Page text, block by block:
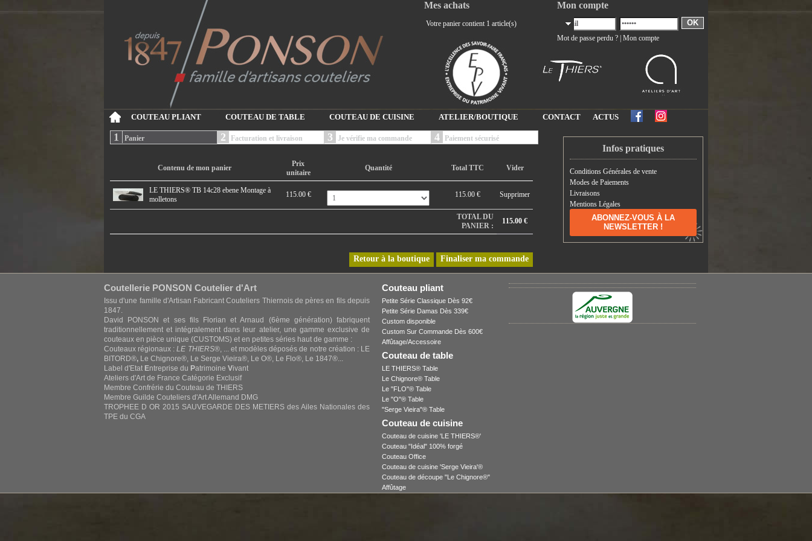
Mes achats
Votre panier contient 1 article(s)
Mon compte
OK
Mot de passe perdu ? Mon compte
COUTEAU PLIANT COUTEAU DE TABLE COUTEAU DE CUISINE ATELIER/BOUTIQUE CONTACT ACTUS
1 Panier 2 Facturation et livraison 3 Je vérifie ma commande 4 Paiement sécurisé
Contenu de mon panier
Prix
unitaire
Quantité Total TTC Vider
LE THIERS® TB 14c28 ebene Montage à
molletons
115.00 € 115.00 € Supprimer
TOTAL DU
PANIER :
115.00 €
Retour à la boutique Finaliser ma commande
Infos pratiques
Conditions Générales de vente
Modes de Paiements
Livraisons
Mentions Légales
ABONNEZ-VOUS À LA
NEWSLETTER !
Coutellerie PONSON Coutelier d'Art
Issu d'une famille d'Artisan Fabricant Couteliers Thiernois de pères en fils depuis
1847.
David PONSON et ses fils Florian et Arnaud (6ème génération) fabriquent
traditionnellement et intégralement dans leur atelier, une gamme exclusive de
couteaux en pièce unique (CUSTOMS) et en petites séries haut de gamme :
Couteaux régionaux :LE THIERS®, ... et modèles déposés de notre création : LE
BITORD®, Le Chignore®, Le Serge Vieira®, Le O®, Le Flo®, Le 1847®...
Label d'Etat Entreprise du Patrimoine Vivant
Ateliers d'Art de France Catégorie Exclusif
Membre Confrérie du Couteau de THIERS
Membre Guilde Couteliers d'Art Allemand DMG
TROPHEE D OR 2015 SAUVEGARDE DES METIERS des Ailes Nationales des
TPE du CGA
Couteau pliant
Petite Série Classique Dès 92€
Petite Série Damas Dès 339€
Custom disponible
Custom Sur Commande Dès 600€
Affûtage/Accessoire
Couteau de table
LE THIERS® Table
Le Chignore® Table
Le "FLO"® Table
Le "O"® Table
"Serge Vieira"® Table
Couteau de cuisine
Couteau de cuisine 'LE THIERS®'
Couteau "Idéal" 100% forgé
Couteau Office
Couteau de cuisine 'Serge Vieira'®
Couteau de découpe "Le Chignore®"
Affûtage